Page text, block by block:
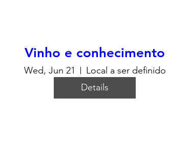
Vinho e conhecimento
Wed, Jun 21
Local a ser definido
Details